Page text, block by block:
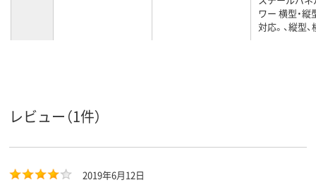
ワー 横型・縦
対応。、縦型
レビュー（1件）
2019年6月12日